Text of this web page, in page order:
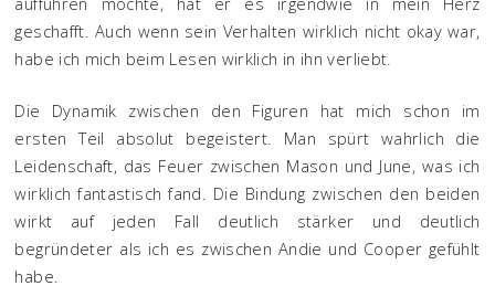
geschafft. Auch wenn sein Verhalten wirklich nicht okay war,
habe ich mich beim Lesen wirklich in ihn verliebt.
Die Dynamik zwischen den Figuren hat mich schon im
ersten Teil absolut begeistert. Man spürt wahrlich die
Leidenschaft, das Feuer zwischen Mason und June, was ich
wirklich fantastisch fand. Die Bindung zwischen den beiden
wirkt auf jeden Fall deutlich stärker und deutlich
begründeter als ich es zwischen Andie und Cooper gefühlt
habe.